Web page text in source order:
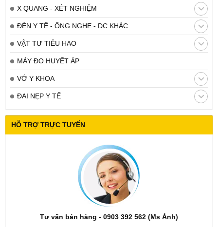
X QUANG - XÉT NGHIỆM
ĐÈN Y TẾ - ỐNG NGHE - DC KHÁC
VẬT TƯ TIÊU HAO
MÁY ĐO HUYẾT ÁP
VỚ Y KHOA
ĐAI NẸP Y TẾ
HỖ TRỢ TRỰC TUYẾN
Tư vấn bán hàng - 0903 392 562 (Ms Ảnh)